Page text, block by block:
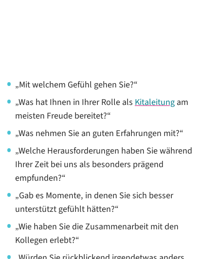
„Mit welchem Gefühl gehen Sie?“
„Was hat Ihnen in Ihrer Rolle alsKitaleitungam
meisten Freude bereitet?“
„Was nehmen Sie an guten Erfahrungen mit?“
„Welche Herausforderungen haben Sie während
Ihrer Zeit bei uns als besonders prägend
empfunden?“
„Gab es Momente, in denen Sie sich besser
unterstützt gefühlt hätten?“
„Wie haben Sie die Zusammenarbeit mit den
Kollegen erlebt?“